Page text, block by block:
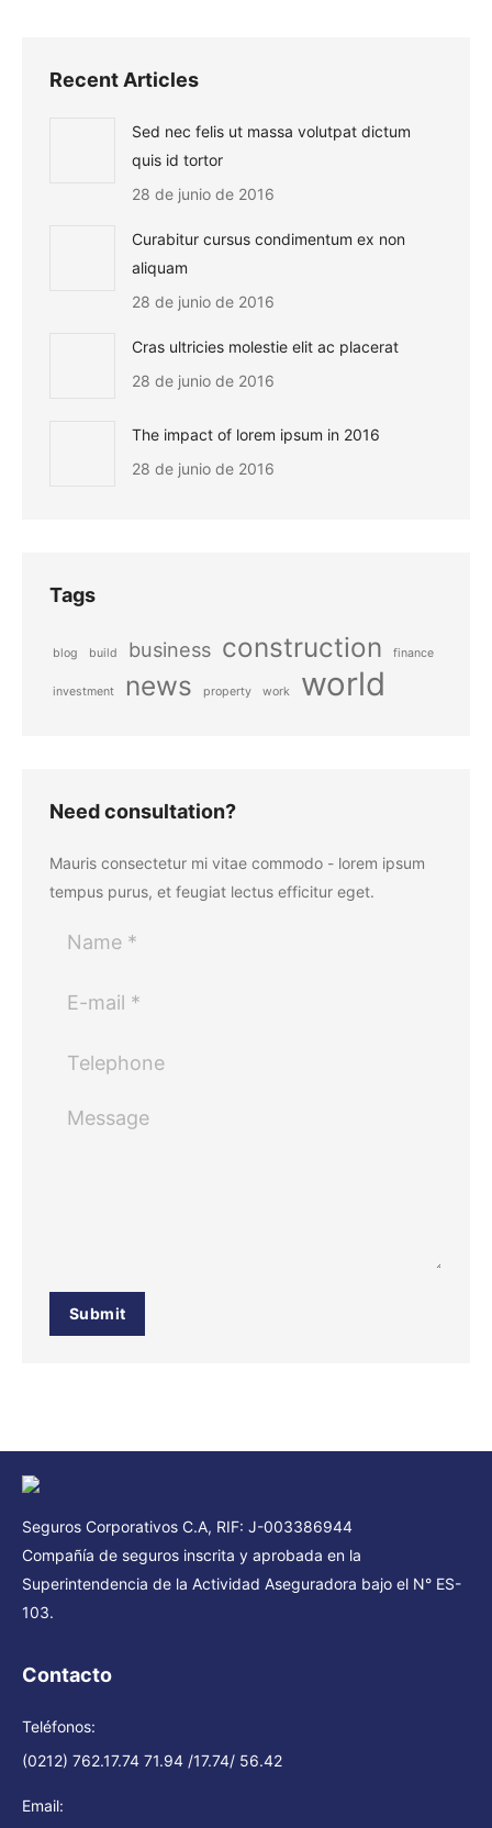
Recent Articles
Sed nec felis ut massa volutpat dictum
quis id tortor
28 de junio de 2016
Curabitur cursus condimentum ex non
aliquam
28 de junio de 2016
Cras ultricies molestie elit ac placerat
28 de junio de 2016
The impact of lorem ipsum in 2016
28 de junio de 2016
Tags
blog build business construction finance
investment news property work world
Need consultation?
Mauris consectetur mi vitae commodo - lorem ipsum
tempus purus, et feugiat lectus efficitur eget.
Name *
E-mail *
Telephone
Message
Submit
Seguros Corporativos C.A, RIF: J-003386944
Compañía de seguros inscrita y aprobada en la
Superintendencia de la Actividad Aseguradora bajo el N° ES-
103.
Contacto
Teléfonos:
(0212) 762.17.74 71.94 /17.74/ 56.42
Email: